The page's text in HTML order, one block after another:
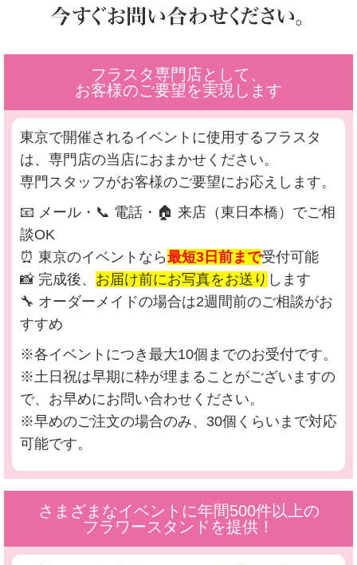
フラスタ専門店として、
お客様のご要望を実現します
東京で開催されるイベントに使用するフラスタ
は、専門店の当店におまかせください。
専門スタッフがお客様のご要望にお応えします。
📧 メール・📞 電話・🏠 来店（東日本橋）でご相
談OK
⏰ 東京のイベントなら最短3日前まで受付可能
📸 完成後、 お届け前にお写真をお送り します
🔧 オーダーメイドの場合は2週間前のご相談がお
すすめ
※各イベントにつき最大10個までのお受付です。
※土日祝は早期に枠が埋まることがございますの
で、お早めにお問い合わせください。
※早めのご注文の場合のみ、30個くらいまで対応
可能です。
さまざまなイベントに年間500件以上の
フラワースタンドを提供！